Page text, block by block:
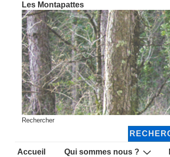
passer
contenu
principal
Les Montapattes
Rechercher
MainAccueil Qui sommes nous ?